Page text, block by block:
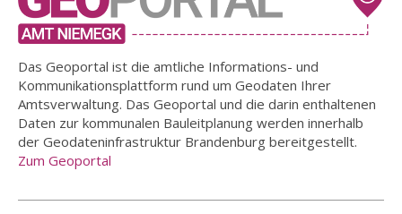
Das Geoportal ist die amtliche Informations- und
Kommunikationsplattform rund um Geodaten Ihrer
Amtsverwaltung. Das Geoportal und die darin enthaltenen
Daten zur kommunalen Bauleitplanung werden innerhalb
der Geodateninfrastruktur Brandenburg bereitgestellt.
Zum Geoportal